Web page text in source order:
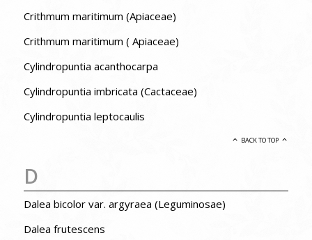
Crithmum maritimum (Apiaceae)
Crithmum maritimum ( Apiaceae)
Cylindropuntia acanthocarpa
Cylindropuntia imbricata (Cactaceae)
Cylindropuntia leptocaulis
BACK TO TOP
D
Dalea bicolor var. argyraea (Leguminosae)
Dalea frutescens